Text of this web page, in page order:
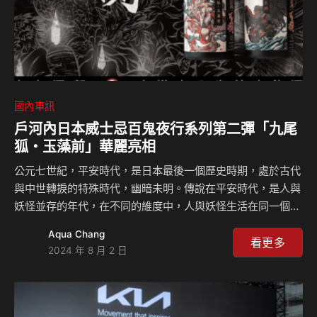
國內車訊
戶河內日本威士忌百鬼夜行系列第二彈「九尾
狐・玉藻前」華麗亮相
公元七世紀，平安時代，是日本最後一個歷史時期，處於古代
與中世轉捩的特殊時代，幽暗未明。傳說在平安時代，是人與
妖怪並存的年代，在不同的維度中，人與妖怪生活在同一個空
語般的口訣，朗朗上口、耳熟能詳，因為這代表著每個百鬼夜
行的日子。每到百鬼夜行之日，夜晚的一条通，家家戶戶門窗
是百死一生，故百鬼夜行成為人們敬畏同時好奇的存在。 若
是在百鬼夜行之日，真的遇到無可奈何非得出門的情形，人們
Aqua Chang
2024 年 8 月 2 日
看更多